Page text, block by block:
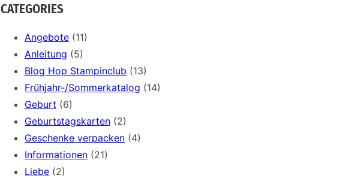
a
r
CATEGORIES
Angebote (11)
Anleitung (5)
Blog Hop Stampinclub (13)
Frühjahr-/Sommerkatalog (14)
Geburt (6)
Geburtstagskarten (2)
Geschenke verpacken (4)
Informationen (21)
Liebe (2)